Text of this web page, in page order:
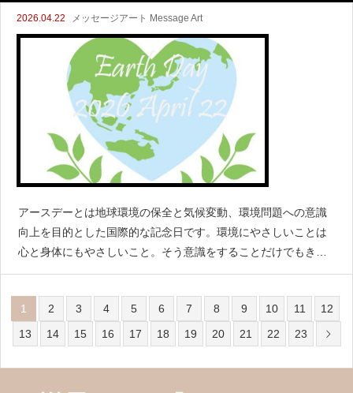
2026.04.22 メッセージアート Message Art
アースデーとは地球環境の保全と気候変動、環境問題への意識
向上を目的とした国際的な記念日です。環境にやさしいことは
心と身体にもやさしいこと。そう意識をすることだけでもきっ
と私はアースデーに参加しているだと思う。地球という私たち
1
2 3 4 5 6 7 8 9 10 11
12
13
14 15 16 17 18 19 20 21 22 23